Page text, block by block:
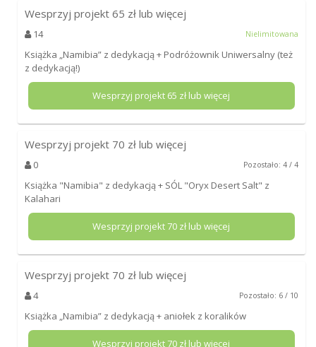
Wesprzyj projekt 65 zł lub więcej
14 Nielimitowana
Książka „Namibia” z dedykacją + Podróżownik Uniwersalny (też
z dedykacją!)
Wesprzyj projekt 65 zł lub więcej
Wesprzyj projekt 70 zł lub więcej
0 Pozostało: 4 / 4
Książka "Namibia" z dedykacją + SÓL "Oryx Desert Salt" z
Kalahari
Wesprzyj projekt70 zł lub więcej
Wesprzyj projekt 70 zł lub więcej
4 Pozostało: 6 / 10
Książka „Namibia” z dedykacją + aniołek z koralików
Wesprzyj projekt70 zł lub więcej